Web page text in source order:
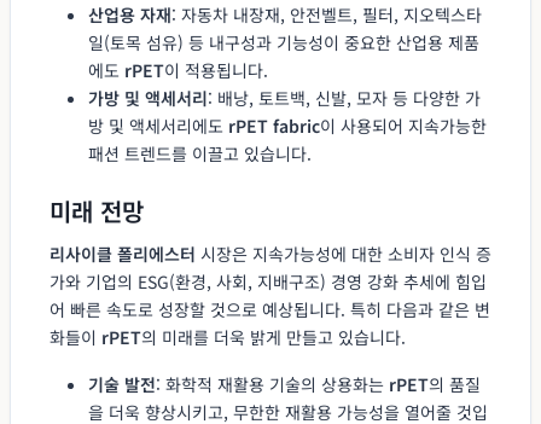
산업용 자재: 자동차 내장재, 안전벨트, 필터, 지오텍스타
일(토목 섬유) 등 내구성과 기능성이 중요한 산업용 제품
에도 rPET이 적용됩니다.
가방 및 액세서리: 배낭, 토트백, 신발, 모자 등 다양한 가
방 및 액세서리에도 rPET fabric이 사용되어 지속가능한
패션 트렌드를 이끌고 있습니다.
미래 전망
리사이클 폴리에스터 시장은 지속가능성에 대한 소비자 인식 증
가와 기업의 ESG(환경, 사회, 지배구조) 경영 강화 추세에 힘입
어 빠른 속도로 성장할 것으로 예상됩니다. 특히 다음과 같은 변
화들이 rPET의 미래를 더욱 밝게 만들고 있습니다.
기술 발전: 화학적 재활용 기술의 상용화는 rPET의 품질
을 더욱 향상시키고, 무한한 재활용 가능성을 열어줄 것입